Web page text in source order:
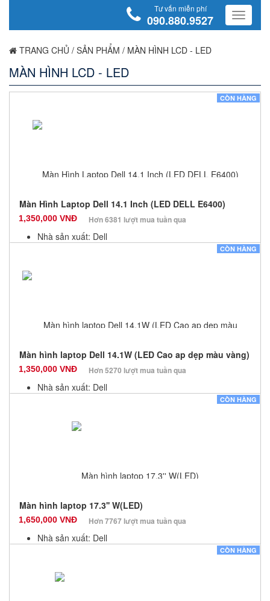
Tư vấn miễn phí
090.880.9527
TRANG CHỦ / SẢN PHẨM / MÀN HÌNH LCD - LED
MÀN HÌNH LCD - LED
CÒN HÀNG
Màn Hình Laptop Dell 14.1 Inch (LED DELL E6400)
1,350,000 VNĐ Hơn 6381 lượt mua tuần qua
Nhà sản xuất: Dell
CÒN HÀNG
Màn hình laptop Dell 14.1W (LED Cao ap dẹp màu vàng)
1,350,000 VNĐ Hơn 5270 lượt mua tuần qua
Nhà sản xuất: Dell
Số lượng: 100
CÒN HÀNG
Màn hình laptop 17.3'' W(LED)
1,650,000 VNĐ Hơn 7767 lượt mua tuần qua
Nhà sản xuất: Dell
Số lượng: 100
CÒN HÀNG